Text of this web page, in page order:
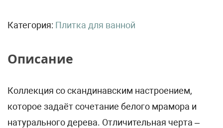
Категория: Плитка для ванной
Описание
Коллекция со скандинавским настроением,
которое задаёт сочетание белого мрамора и
натурального дерева. Отличительная черта –